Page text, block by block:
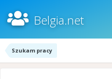
Belgia.net
Szukam pracy